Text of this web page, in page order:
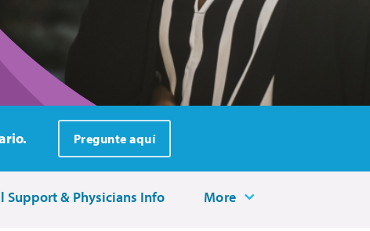
Pregunte aquí
Support & Physicians Info More